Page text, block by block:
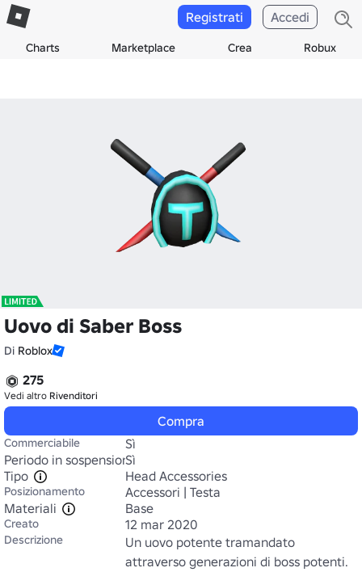
Charts Marketplace Crea Robux
Registrati Accedi
Uovo di Saber Boss
Di Roblox
275
Vedi altro Rivenditori
Compra
Commerciabile
Sì
Periodo in sospensione
Sì
Tipo
Head Accessories
Posizionamento
Accessori | Testa
Materiali
Base
Creato 12 mar 2020
Descrizione
Un uovo potente tramandato
attraverso generazioni di boss potenti.